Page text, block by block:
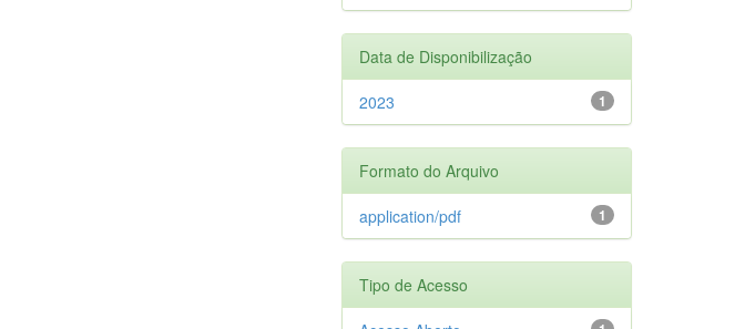
Data de Disponibilização
1
2023
Formato do Arquivo
1
application/pdf
Tipo de Acesso